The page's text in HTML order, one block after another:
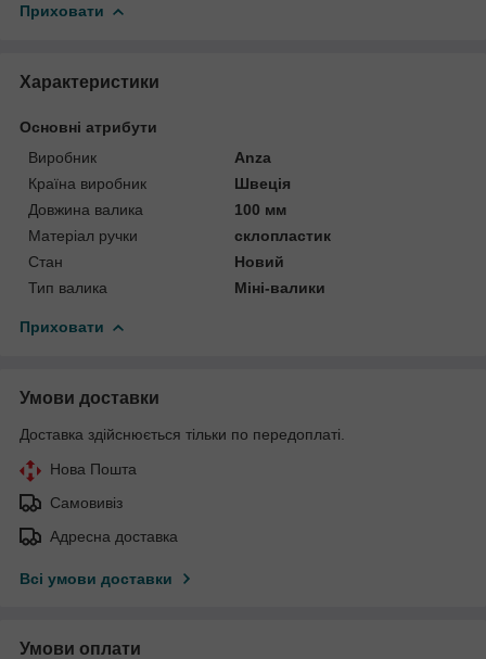
Приховати
Характеристики
Основні атрибути
Виробник
Anza
Країна виробник
Швеція
Довжина валика
100 мм
Матеріал ручки
склопластик
Стан
Новий
Тип валика
Міні-валики
Приховати
Умови доставки
Доставка здійснюється тільки по передоплаті.
Нова Пошта
Самовивіз
Адресна доставка
Всі умови доставки
Умови оплати